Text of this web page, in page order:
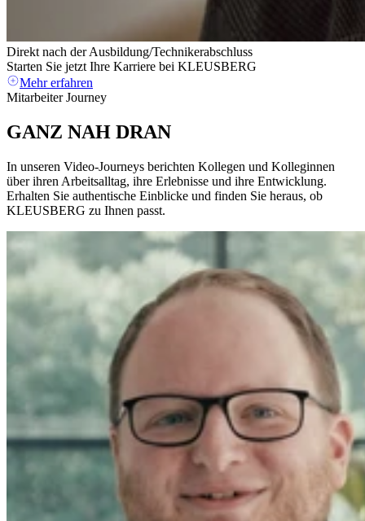
Direkt nach der Ausbildung/Technikerabschluss
Starten Sie jetzt Ihre Karriere bei KLEUSBERG
Mehr erfahren
Mitarbeiter Journey
GANZ NAH DRAN
In unseren Video-Journeys berichten Kollegen und Kolleginnen
über ihren Arbeitsalltag, ihre Erlebnisse und ihre Entwicklung.
Erhalten Sie authentische Einblicke und finden Sie heraus, ob
KLEUSBERG zu Ihnen passt.